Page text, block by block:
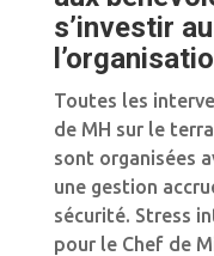
s’investir
Toutes les
de MH sur le
sont organisées
une gestion
sécurité. Stress
pour le Chef de